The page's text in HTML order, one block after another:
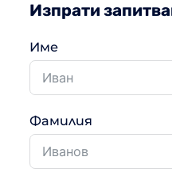
Изпрати
Име
Фамилия